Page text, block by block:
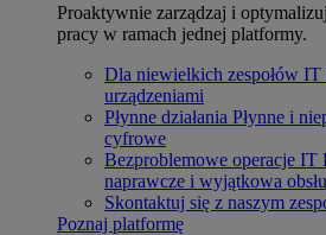
Proaktywnie zarządzaj i
pracy w ramach jednej platformy.
Dla niewielkich zespołów IT
urządzeniami
Płynne działania Płynne i
cyfrowe
Bezproblemowe operacje IT
naprawcze i wyjątkowa
Skontaktuj się z naszym
Poznaj platformę